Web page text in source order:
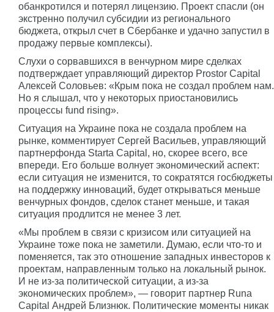
обанкротился и потерял лицензию. Проект спасли (он
экстренно получил субсидии из регионального
бюджета, открыл счет в Сбербанке и удачно запустил в
продажу первые комплексы).
Слухи о сорвавшихся в венчурном мире сделках
подтверждает управляющий директор Prostor Capital
Алексей Соловьев: «Крым пока не создал проблем нам.
Но я слышал, что у некоторых приостановились
процессы fund rising».
Ситуация на Украине пока не создала проблем на
рынке, комментирует Сергей Васильев, управляющий
партнерфонда Starta Capital, но, скорее всего, все
впереди. Его больше волнует экономический аспект:
если ситуация не изменится, то сократятся госбюджеты
на поддержку инноваций, будет открываться меньше
венчурных фондов, сделок станет меньше, и такая
ситуация продлится не менее 3 лет.
«Мы проблем в связи с кризисом или ситуацией на
Украине тоже пока не заметили. Думаю, если что-то и
поменяется, так это отношение западных инвесторов к
проектам, направленным только на локальный рынок.
И не из-за политической ситуации, а из-за
экономических проблем», — говорит партнер Runa
Capital Андрей Близнюк. Политические моменты никак